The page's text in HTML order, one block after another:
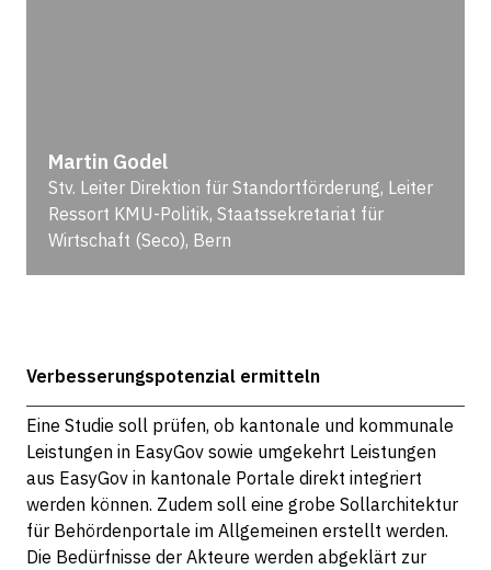
Martin Godel
Stv. Leiter Direktion für Standortförderung, Leiter
Ressort KMU-Politik, Staatssekretariat für
Wirtschaft (Seco), Bern
Verbesserungspotenzial ermitteln
Eine Studie soll prüfen, ob kantonale und kommunale
Leistungen in EasyGov sowie umgekehrt Leistungen
aus EasyGov in kantonale Portale direkt integriert
werden können. Zudem soll eine grobe Sollarchitektur
für Behördenportale im Allgemeinen erstellt werden.
Die Bedürfnisse der Akteure werden abgeklärt zur